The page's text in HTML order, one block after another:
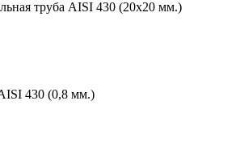
труба AISI 430 (20х20 мм.)
430 (0,8 мм.)